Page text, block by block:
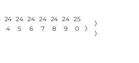
24
4
24
5
24
6
24
7
24
8
24
9
25
0
〉
〉
〉